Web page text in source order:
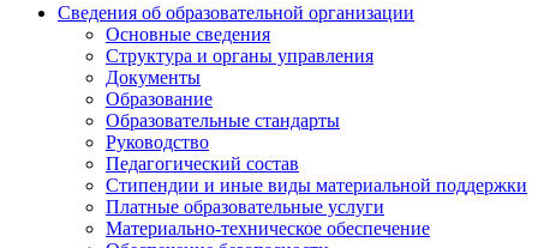
Сведения об образовательной организации
Основные сведения
Структура и органы управления
Документы
Образование
Образовательные стандарты
Руководство
Педагогический состав
Стипендии и иные виды материальной поддержки
Платные образовательные услуги
Материально-техническое обеспечение